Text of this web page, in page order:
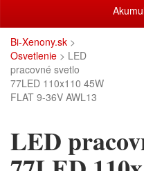
Bi-Xenony.sk >
Osvetlenie > LED
pracovné svetlo
77LED 110x110 45W
FLAT 9-36V AWL13
LED